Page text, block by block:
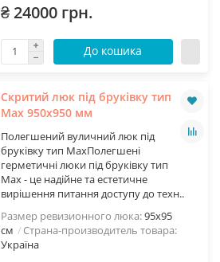
₴ 24000 грн.
До кошика
Скритий люк під бруківку тип
Мах 950х950 мм
Полегшений вуличний люк під
бруківку тип МахПолегшені
герметичні люки під бруківку тип
Max - це надійне та естетичне
вирішення питання доступу до техн..
Размер ревизионного люка:95х95
см
Страна-производитель товара:
Україна